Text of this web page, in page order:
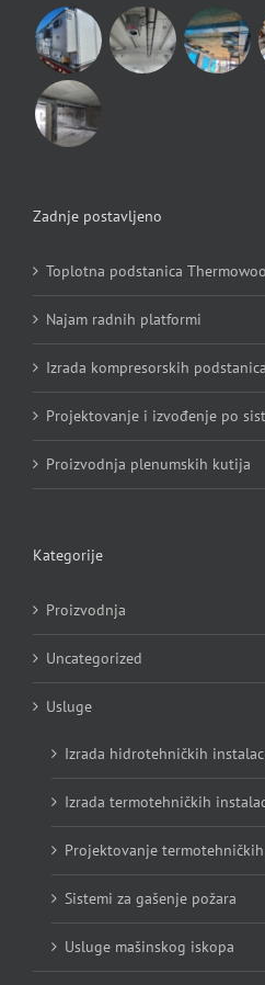
Zadnje postavljeno
Toplotna podstanica
Najam radnih platformi
Izrada kompresorskih podstanica
Projektovanje i izvođenje po
Proizvodnja plenumskih kutija
Kategorije
Proizvodnja
Uncategorized
Usluge
Izrada hidrotehničkih
Izrada termotehničkih
Projektovanje
Sistemi za gašenje požara
Usluge mašinskog iskopa